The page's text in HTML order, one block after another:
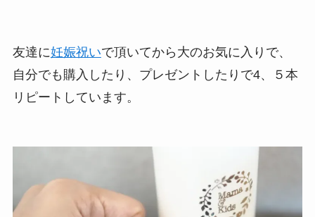
友達に妊娠祝いで頂いてから大のお気に入りで、
自分でも購入したり、プレゼントしたりで4、５本
リピートしています。